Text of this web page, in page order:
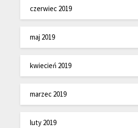
czerwiec 2019
maj 2019
kwiecień 2019
marzec 2019
luty 2019